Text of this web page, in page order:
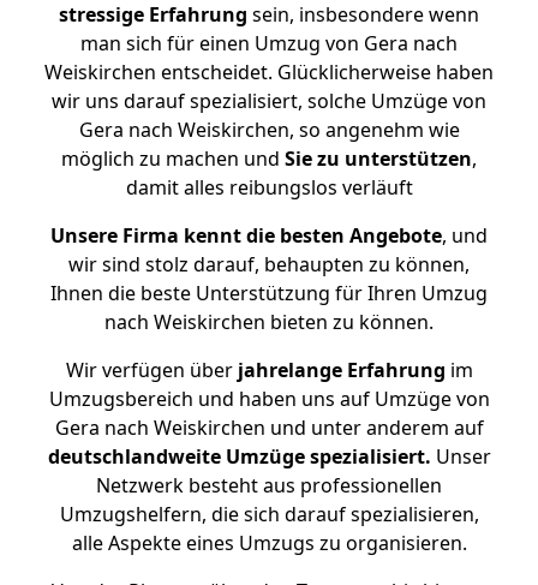
stressige Erfahrung sein, insbesondere wenn
man sich für einen Umzug von Gera nach
Weiskirchen entscheidet. Glücklicherweise haben
wir uns darauf spezialisiert, solche Umzüge von
Gera nach Weiskirchen, so angenehm wie
möglich zu machen und Sie zu unterstützen,
damit alles reibungslos verläuft
Unsere Firma kennt die besten Angebote, und
wir sind stolz darauf, behaupten zu können,
Ihnen die beste Unterstützung für Ihren Umzug
nach Weiskirchen bieten zu können.
Wir verfügen überjahrelange Erfahrung im
Umzugsbereich und haben uns auf Umzüge von
Gera nach Weiskirchen und unter anderem auf
deutschlandweite Umzüge spezialisiert. Unser
Netzwerk besteht aus professionellen
Umzugshelfern, die sich darauf spezialisieren,
alle Aspekte eines Umzugs zu organisieren.